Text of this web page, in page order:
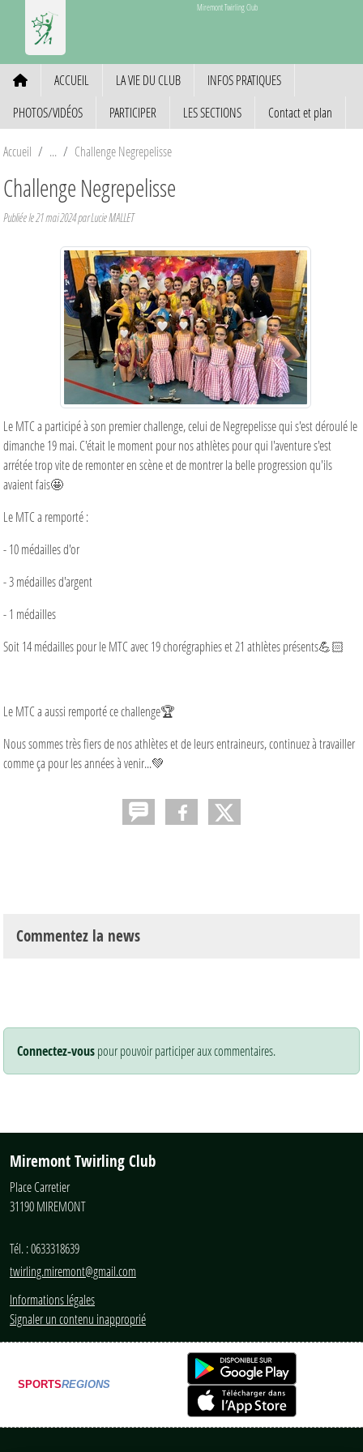
Miremont Twirling Club
ACCUEIL LA VIE DU CLUB
INFOS PRATIQUES
PHOTOS/VIDÉOS
PARTICIPER LES SECTIONS Contact et plan
Accueil Challenge Negrepelisse
Challenge Negrepelisse
Publiée le21 mai 2024par Lucie MALLET
Le MTC a participé à son premier challenge, celui de Negrepelisse qui s'est déroulé le
dimanche 19 mai. C'était le moment pour nos athlètes pour qui l'aventure s'est
arrétée trop vite de remonter en scène et de montrer la belle progression qu'ils
avaient fais🤩
Le MTC a remporté :
- 10 médailles d'or
- 3 médailles d'argent
- 1 médailles
Soit 14 médailles pour le MTC avec 19 chorégraphies et 21 athlètes présents💪🏻
Le MTC a aussi remporté ce challenge🏆
Nous sommes très fiers de nos athlètes et de leurs entraineurs, continuez à travailler
comme ça pour les années à venir...💚
Commentez la news
Connectez-vouspour pouvoir participer aux commentaires.
Miremont Twirling Club
Place Carretier
31190MIREMONT
Tél. :0633318639
twirling.miremont@gmail.com
Informations légales
Signaler un contenu inapproprié
SPORTSREGIONS
Panneau de gestion des cookies